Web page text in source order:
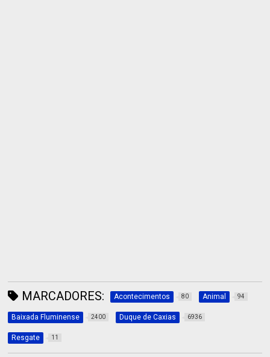
MARCADORES: Acontecimentos 80 Animal 94
Baixada Fluminense 2400 Duque de Caxias 6936
Resgate 11